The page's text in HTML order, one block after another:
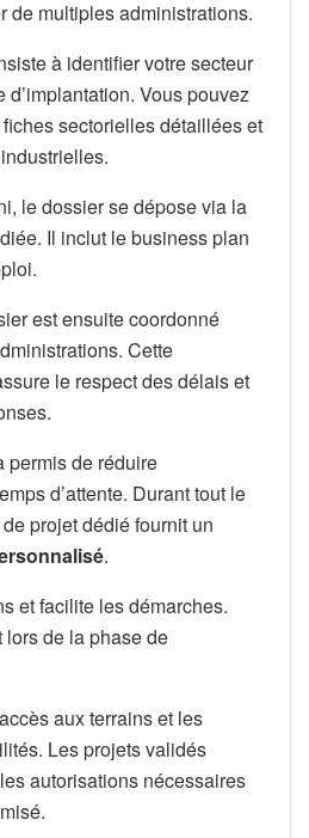
de multiples administrations.
à identifier votre secteur
d’implantation. Vous pouvez
sectorielles détaillées et
le dossier se dépose via la
Il inclut le business plan
est ensuite coordonné
Cette
le respect des délais et
permis de réduire
d’attente. Durant tout le
projet dédié fournit un
.
et facilite les démarches.
de la phase de
aux terrains et les
Les projets validés
autorisations nécessaires